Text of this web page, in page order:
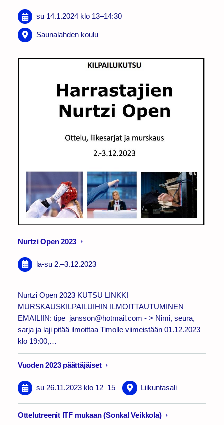
su 14.1.2024 klo 13–14:30
Saunalahden koulu
Nurtzi Open 2023
la-su 2.–3.12.2023
Nurtzi Open 2023 KUTSU LINKKI
MURSKAUSKILPAILUIHIN ILMOITTAUTUMINEN
EMAILIIN: tipe_jansson@hotmail.com - > Nimi, seura,
sarja ja laji pitää ilmoittaa Timolle viimeistään 01.12.2023
klo 19:00,…
Vuoden 2023 päättäjäiset
su 26.11.2023 klo 12–15 Liikuntasali
Ottelutreenit ITF mukaan (Sonkal Veikkola)